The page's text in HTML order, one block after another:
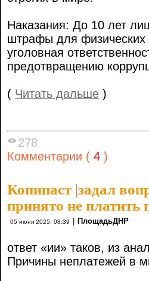
Наказания: До 10 лет
штрафы для
уголовная
предотвращению
( Читать дальше )
278
Комментарии ( 4 )
Копипаст |задал
принято не платить
05 июня 2025, 08:39 ПлощадьДНР
ответ «ии» таков, из
Причины неплатежей в